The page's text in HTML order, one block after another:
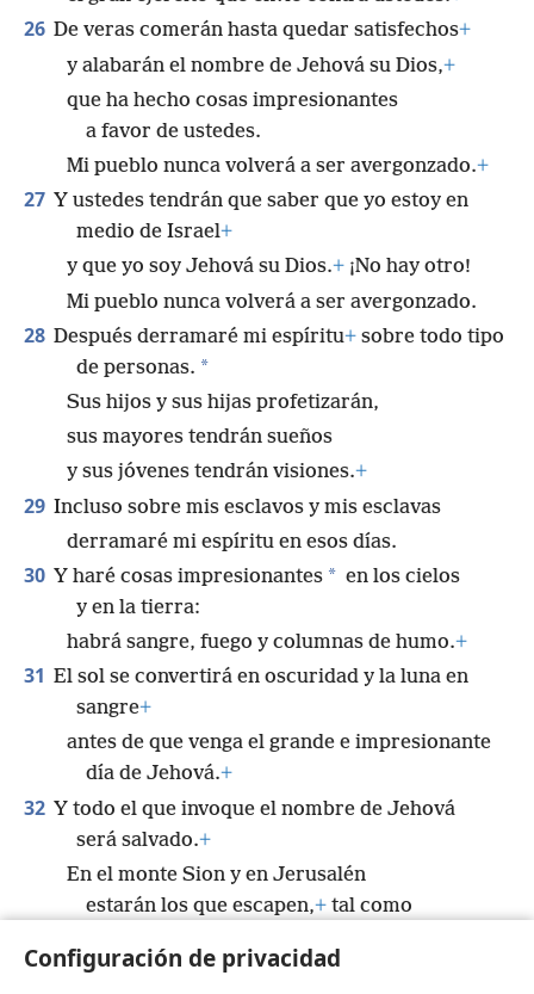
Configuración de privacidad
26 De veras comerán hasta quedar satisfechos+
y alabarán el nombre de Jehová su Dios,+
que ha hecho cosas impresionantes
a favor de ustedes.
Mi pueblo nunca volverá a ser avergonzado.+
27 Y ustedes tendrán que saber que yo estoy en
medio de Israel+
y que yo soy Jehová su Dios.+ ¡No hay otro!
Mi pueblo nunca volverá a ser avergonzado.
28 Después derramaré mi espíritu+ sobre todo tipo
de personas. *
Sus hijos y sus hijas profetizarán,
sus mayores tendrán sueños
y sus jóvenes tendrán visiones.+
29 Incluso sobre mis esclavos y mis esclavas
derramaré mi espíritu en esos días.
30 Y haré cosas impresionantes * en los cielos
y en la tierra:
habrá sangre, fuego y columnas de humo.+
31 El sol se convertirá en oscuridad y la luna en
sangre+
antes de que venga el grande e impresionante
día de Jehová.+
32 Y todo el que invoque el nombre de Jehová
será salvado.+
En el monte Sion y en Jerusalén
estarán los que escapen,+ tal como
los sobrevivientes a quienes Jehová llama”.